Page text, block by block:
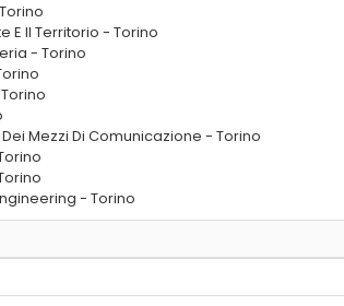
E Il Territorio - Torino
- Torino
Mezzi Di Comunicazione - Torino
- Torino